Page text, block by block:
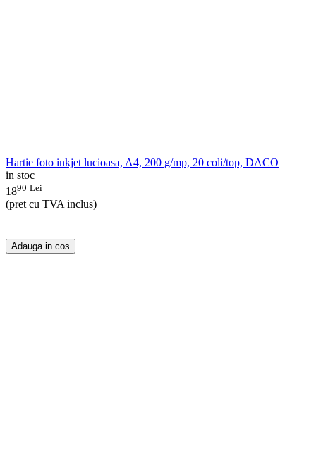
Hartie foto inkjet lucioasa, A4, 200 g/mp, 20 coli/top, DACO
in stoc
1890 Lei
(pret cu TVA inclus)
Adauga in cos